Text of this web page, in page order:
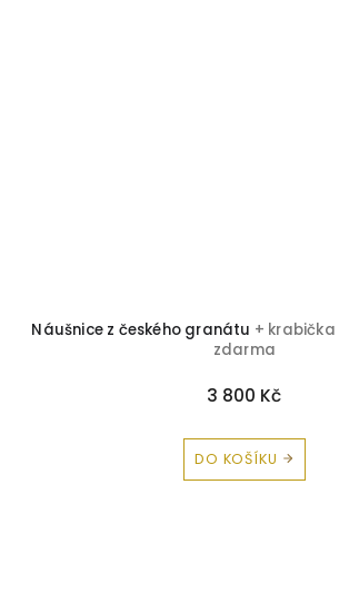
Náušnice z českého granátu +
zdarma
3 800 Kč
DO KOŠÍKU